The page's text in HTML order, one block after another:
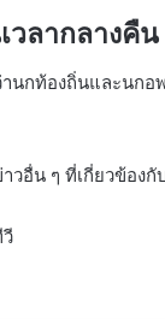
วลากลางคืน
านกท้องถิ่นและนก
วอื่น ๆ ที่เกี่ยวข้อง